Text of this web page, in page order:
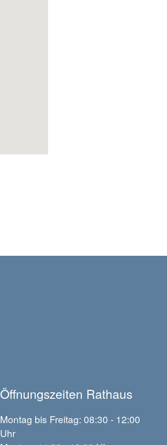
Öffnungszeiten Rathaus
Montag bis Freitag: 08:30 - 12:00
Uhr